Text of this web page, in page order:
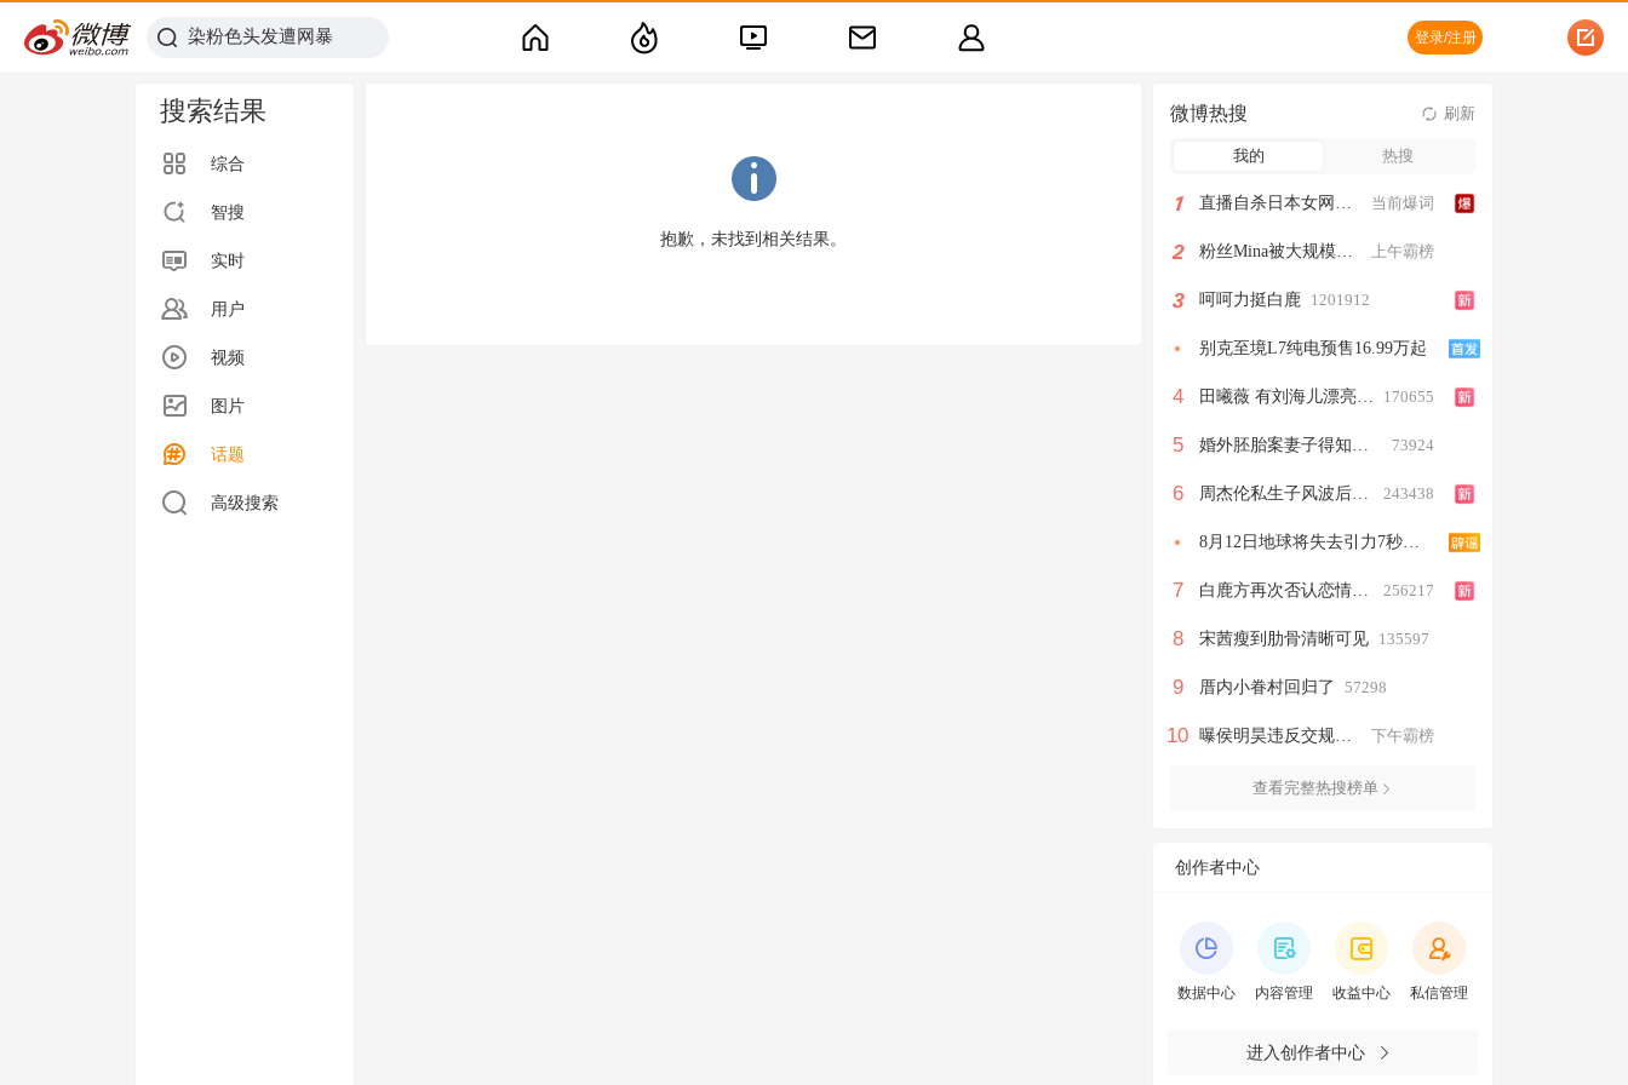
登录/注册
搜索结果
综合
智搜
实时
用户
视频
图片
话题
高级搜索
抱歉，未找到相关结果。
微博热搜 刷新
我的 热搜
1 当前爆词
2 上午霸榜
3 呵呵力挺白鹿 1201912
别克至境L7纯电预售16.99万起
4 170655
5 73924
6 243438
7 256217
8 宋茜瘦到肋骨清晰可见 135597
9 厝内小眷村回归了 57298
10 下午霸榜
查看完整热搜榜单
创作者中心
数据中心 内容管理 收益中心 私信管理
进入创作者中心